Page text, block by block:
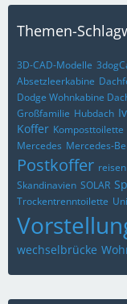
Themen-
3D-CAD-Modelle
Absetzleerkabine
Dodge Wohnkabine
Großfamilie Hubdach
Koffer Komposttoilette
Mercedes Mercedes-
Postkoffer reisen
Skandinavien SOLAR
Trockentrenntoilette
wechselbrücke